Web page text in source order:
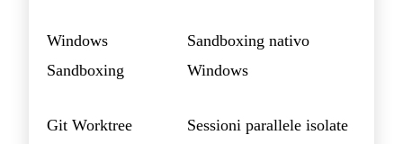
Windows
Sandboxing
Sandboxing nativo
Windows
Git Worktree
Sessioni parallele isolate